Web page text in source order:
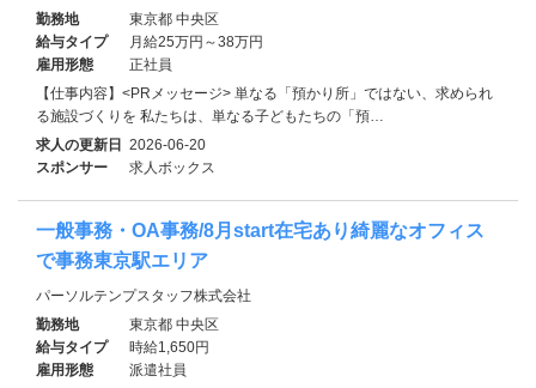
勤務地
東京都 中央区
給与タイプ
月給25万円～38万円
雇用形態
正社員
【仕事内容】<PRメッセージ> 単なる「預かり所」ではない、求められ
る施設づくりを 私たちは、単なる子どもたちの「預…
求人の更新日 2026-06-20
スポンサー
求人ボックス
一般事務・OA事務/8月start在宅あり綺麗なオフィス
で事務東京駅エリア
パーソルテンプスタッフ株式会社
勤務地
東京都 中央区
給与タイプ
時給1,650円
雇用形態
派遣社員